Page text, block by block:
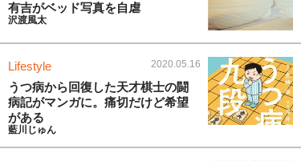
有吉がベッド写真を自虐
沢渡風太
Lifestyle 2020.05.16
うつ病から回復した天才棋士の闘
病記がマンガに。痛切だけど希望
がある
藍川じゅん